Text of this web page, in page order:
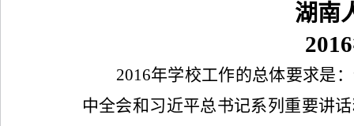
湖南
2016
2016年学校工作的总体要求是
中全会和习近平总书记系列重要讲